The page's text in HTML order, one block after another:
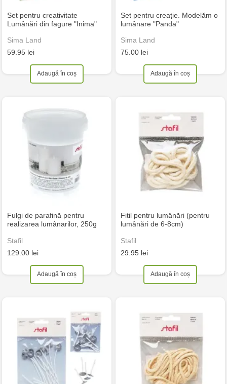
Set pentru creativitate
Lumânări din fagure "Inima"
Sima Land
59.95 lei
Adaugă în coș
Set pentru creație. Modelăm o
lumânare "Panda"
Sima Land
75.00 lei
Adaugă în coș
Fulgi de parafină pentru
realizarea lumânarilor, 250g
Stafil
129.00 lei
Adaugă în coș
Fitil pentru lumânări (pentru
lumânări de 6-8cm)
Stafil
29.95 lei
Adaugă în coș